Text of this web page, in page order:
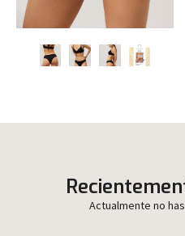
Actualmente no